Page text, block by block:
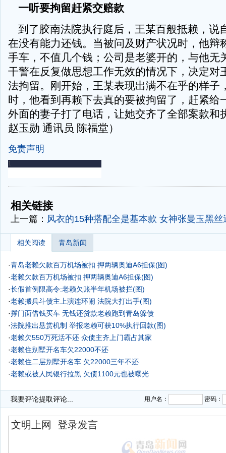
一听要拘留赶紧交赔款
到了胶南法院执行庭后，王某百般抵赖，说
在没有能力还钱。当被问及财产状况时，他辩
手车，不值几个钱；公司是老婆开的，与他无
干警在反复做思想工作无效的情况下，决定对
法拘留。刚开始，王某表现出满不在乎的样子
时，他看到再赖下去真的要被拘留了，赶紧给
外面的妻子打了电话，让她交齐了全部案款和
赵玉勋 通讯员 陈福堂）
免责声明
-
相关链接
上一篇： 风衣的15种搭配全是基本款 女神张曼玉黑丝
相关阅读 青岛新闻
·青岛老赖欠款百万机场被扣 押两辆奥迪A6担保(图)
·老赖欠款百万机场被扣 押两辆奥迪A6担保(图)
·长假首例限高令:老赖欠账半年机场被拦(图)
·老赖搬兵斗债主上演连环闹 法院大打出手(图)
·撑门面借钱买车 无钱还贷款老赖跑到青岛躲债
·法院推出悬赏机制 举报老赖可获10%执行回款(图)
·老赖欠550万死活不还 众债主齐上门霸占其家
·老赖住别墅开名车欠22000不还
·老赖住二层别墅开名车 欠22000三年不还
·老赖或被人民银行拉黑 欠债1100元也被曝光
我要评论提取评论... 用户名： 密码：